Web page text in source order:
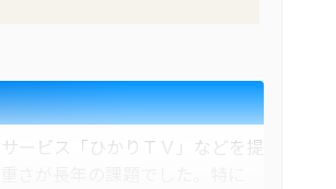
り、24時間365日、人が待機す
けに関する制御テーブルを提
加が可能となりました。
ービス「ひかりＴＶ」などを提
さが長年の課題でした。特に